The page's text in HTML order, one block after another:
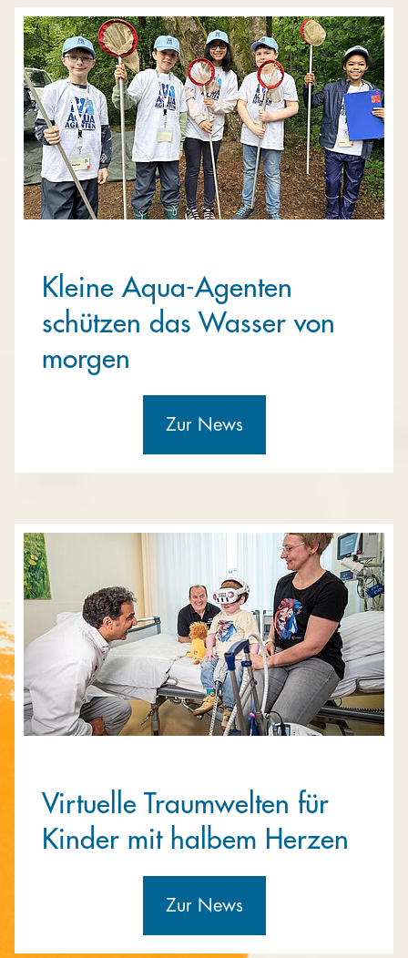
Kleine Aqua-Agenten
schützen das Wasser von
morgen
Zur News
Virtuelle Traumwelten für
Kinder mit halbem Herzen
Zur News